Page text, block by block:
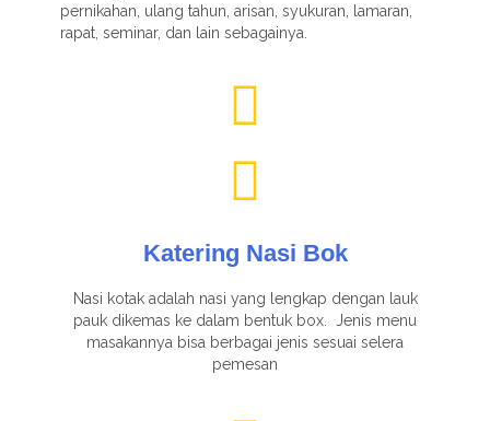
pernikahan, ulang tahun, arisan, syukuran, lamaran,
rapat, seminar, dan lain sebagainya.
Katering Nasi Bok
Nasi kotak adalah nasi yang lengkap dengan lauk
pauk dikemas ke dalam bentuk box. Jenis menu
masakannya bisa berbagai jenis sesuai selera
pemesan